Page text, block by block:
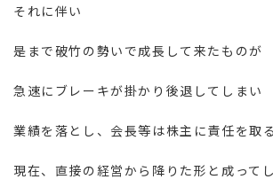
それに伴い
是まで破竹の勢いで成長して来たものが
急速にブレーキが掛かり後退してしまい
業績を落とし、会長等は株主に責任を取
現在、直接の経営から降りた形と成って